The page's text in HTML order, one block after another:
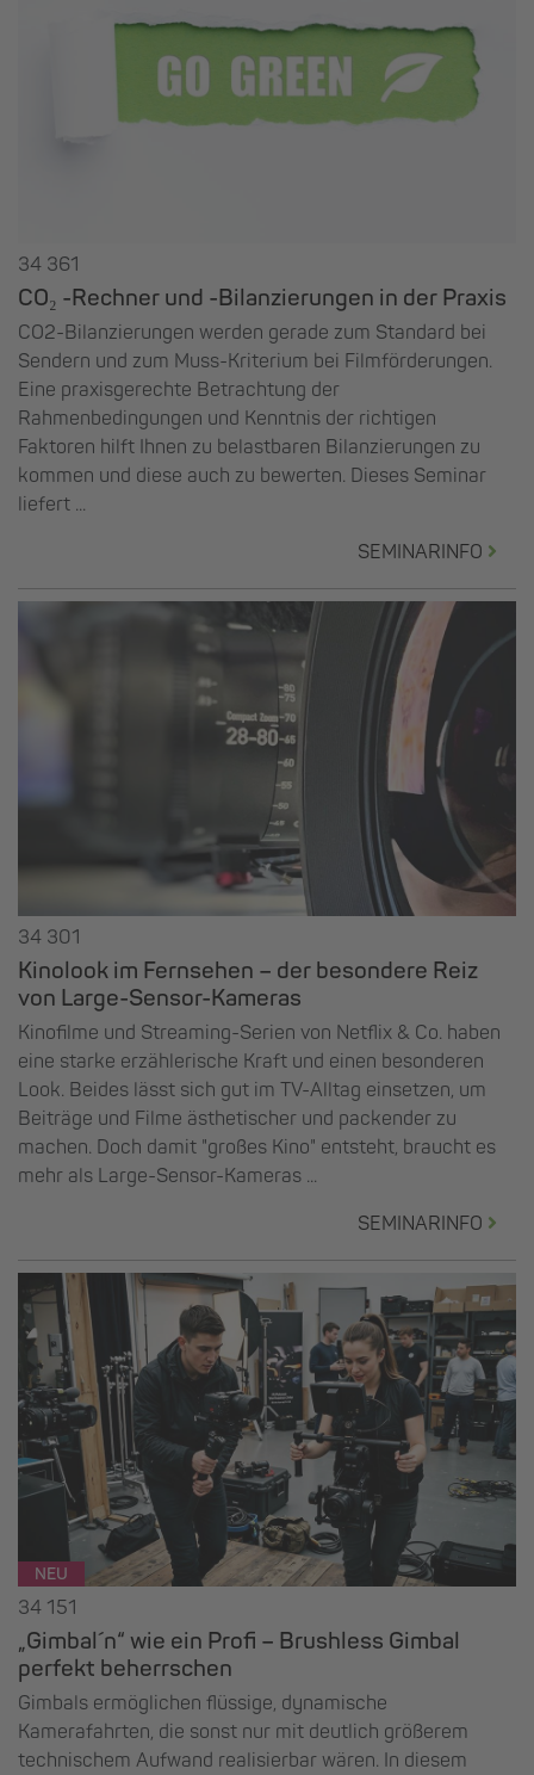
34 361
CO₂ -Rechner und -Bilanzierungen in der Praxis
CO2-Bilanzierungen werden gerade zum Standard bei
Sendern und zum Muss-Kriterium bei Filmförderungen.
Eine praxisgerechte Betrachtung der
Rahmenbedingungen und Kenntnis der richtigen
Faktoren hilft Ihnen zu belastbaren Bilanzierungen zu
kommen und diese auch zu bewerten. Dieses Seminar
liefert ...
SEMINARINFO
34 301
Kinolook im Fernsehen – der besondere Reiz
von Large-Sensor-Kameras
Kinofilme und Streaming-Serien von Netflix & Co. haben
eine starke erzählerische Kraft und einen besonderen
Look. Beides lässt sich gut im TV-Alltag einsetzen, um
Beiträge und Filme ästhetischer und packender zu
machen. Doch damit "großes Kino" entsteht, braucht es
mehr als Large-Sensor-Kameras ...
SEMINARINFO
NEU
34 151
„Gimbal´n“ wie ein Profi – Brushless Gimbal
perfekt beherrschen
Gimbals ermöglichen flüssige, dynamische
Kamerafahrten, die sonst nur mit deutlich größerem
technischem Aufwand realisierbar wären. In diesem